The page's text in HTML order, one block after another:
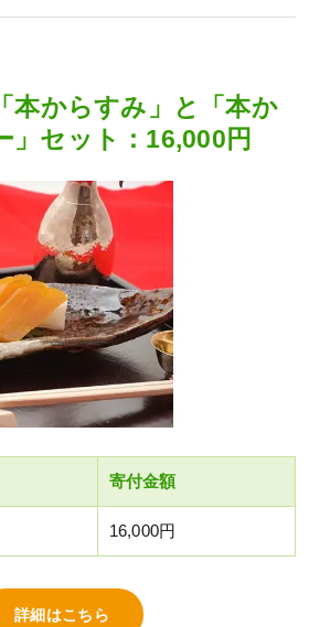
本からすみ」と「本か
」セット：16,000円
寄付金額
16,000円
詳細はこちら